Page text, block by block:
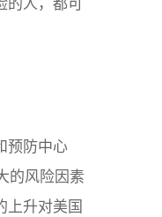
人，都可
预防中心
的风险因素
升对美国